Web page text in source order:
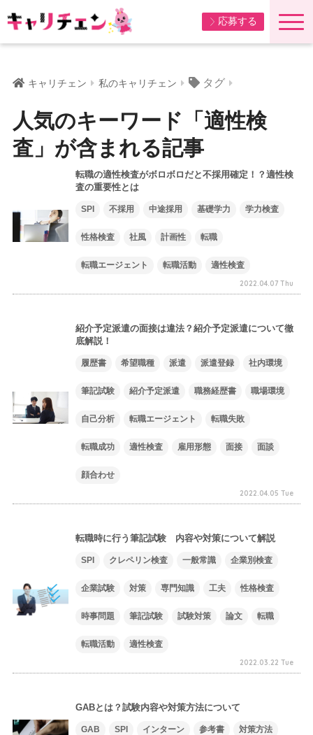
応募する
キャリチェン 私のキャリチェン タグ
人気のキーワード「適性検
査」が含まれる記事
転職の適性検査がボロボロだと不採用確定！？適性検
査の重要性とは
SPI 不採用 中途採用 基礎学力 学力検査
性格検査 社風 計画性 転職
転職エージェント 転職活動 適性検査
2022.04.07 Thu
紹介予定派遣の面接は違法？紹介予定派遣について徹
底解説！
履歴書 希望職種 派遣 派遣登録 社内環境
筆記試験 紹介予定派遣 職務経歴書 職場環境
自己分析 転職エージェント 転職失敗
転職成功 適性検査 雇用形態 面接 面談
顔合わせ
2022.04.05 Tue
転職時に行う筆記試験 内容や対策について解説
SPI クレペリン検査 一般常識 企業別検査
企業試験 対策 専門知識 工夫 性格検査
時事問題 筆記試験 試験対策 論文 転職
転職活動 適性検査
2022.03.22 Tue
GABとは？試験内容や対策方法について
GAB SPI インターン 参考書 対策方法